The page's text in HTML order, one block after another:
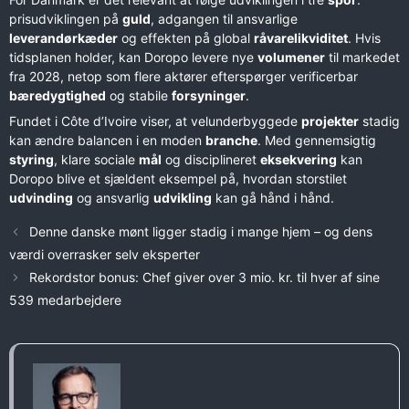
prisudviklingen på guld, adgangen til ansvarlige
leverandørkæder og effekten på global råvarelikviditet. Hvis
tidsplanen holder, kan Doropo levere nye volumener til markedet
fra 2028, netop som flere aktører efterspørger verificerbar
bæredygtighed og stabile forsyninger.
Fundet i Côte d’Ivoire viser, at velunderbyggede projekter stadig
kan ændre balancen i en moden branche. Med gennemsigtig
styring, klare sociale mål og disciplineret eksekvering kan
Doropo blive et sjældent eksempel på, hvordan storstilet
udvinding og ansvarlig udvikling kan gå hånd i hånd.
Denne danske mønt ligger stadig i mange hjem – og dens
værdi overrasker selv eksperter
Rekordstor bonus: Chef giver over 3 mio. kr. til hver af sine
539 medarbejdere